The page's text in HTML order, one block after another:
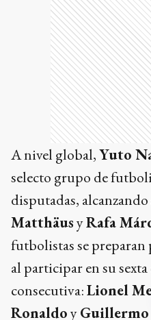
A nivel global,Yuto
selecto grupo de
disputadas,
MatthäusyRafa
futbolistas se
al participar en su
consecutiva:Lionel
RonaldoyGuillermo